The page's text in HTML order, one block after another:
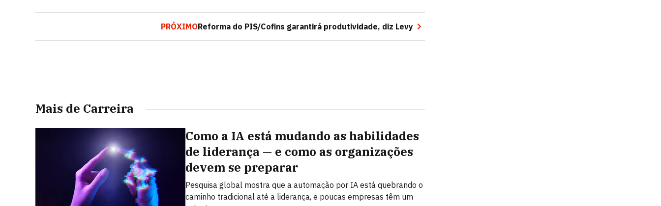
PRÓXIMOReforma do PIS/Cofins garantirá produtividade, diz Levy
Mais de Carreira
Como a IA está mudando as habilidades
de liderança — e como as organizações
devem se preparar
Pesquisa global mostra que a automação por IA está quebrando o
caminho tradicional até a liderança, e poucas empresas têm um